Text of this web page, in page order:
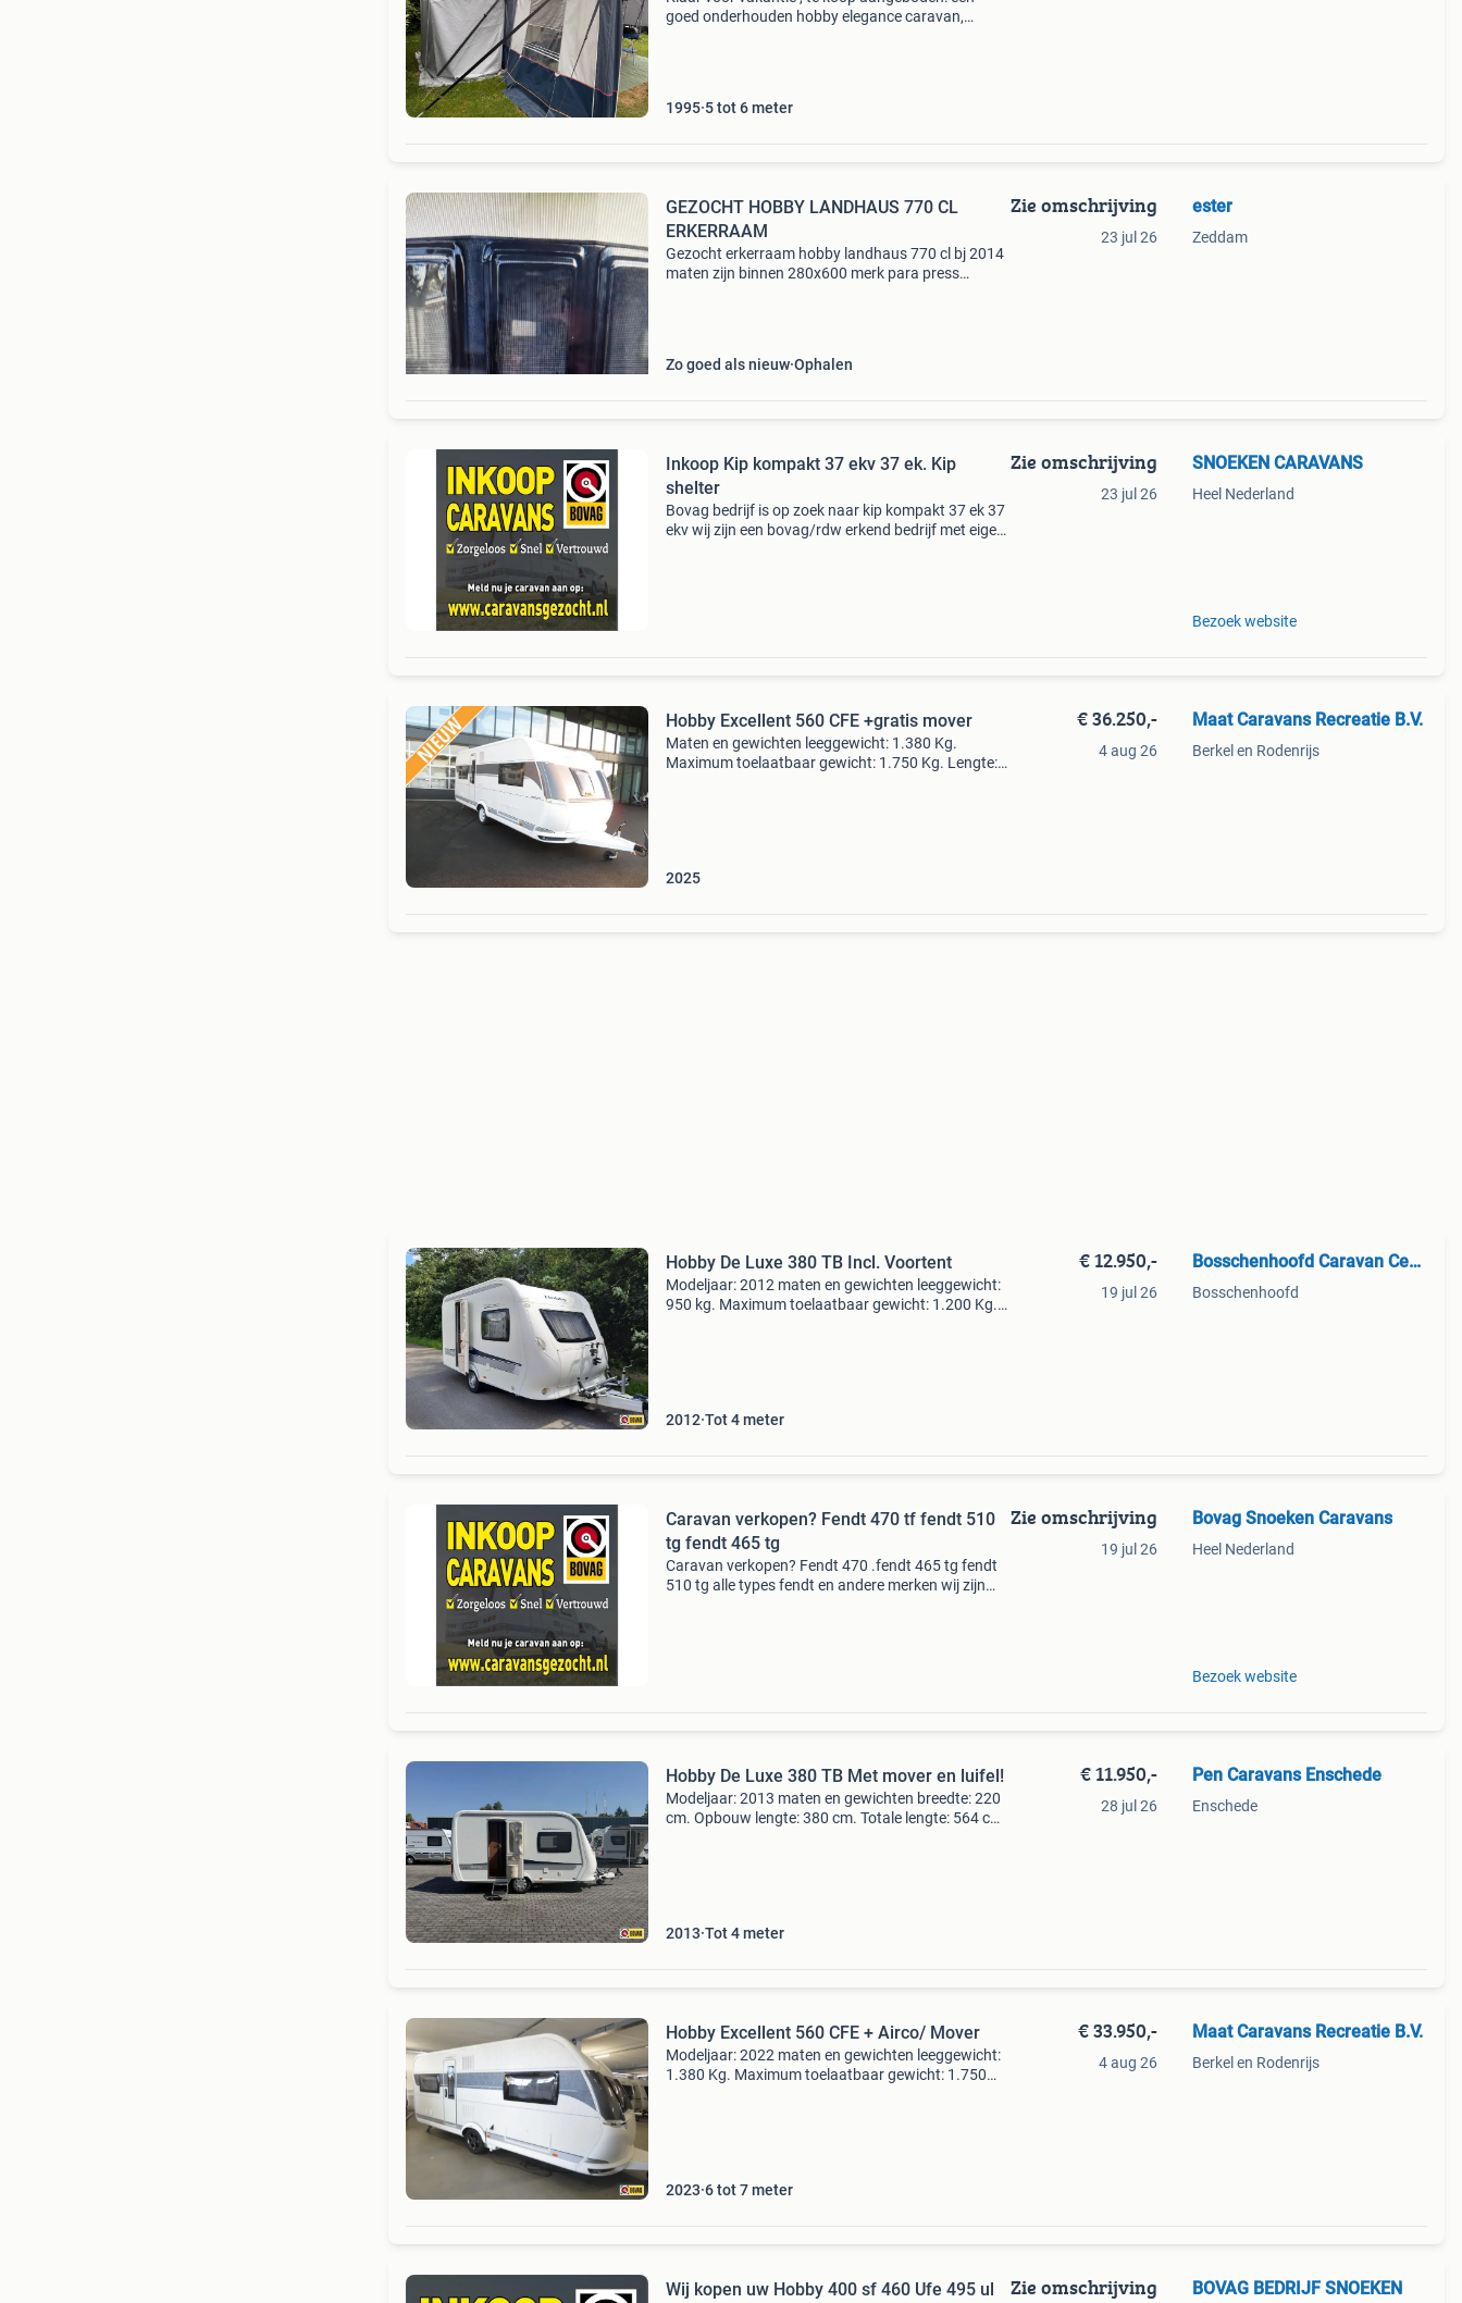
goed onderhouden hobby elegance caravan,
1995 5 tot 6 meter
GEZOCHT HOBBY LANDHAUS 770 CL
ERKERRAAM
Gezocht erkerraam hobby landhaus 770 cl bj 2014
maten zijn binnen 280x600 merk para press
Zo goed als nieuw Ophalen
Zie omschrijving
23 jul 26
ester
Zeddam
Inkoop Kip kompakt 37 ekv 37 ek. Kip
shelter
Bovag bedrijf is op zoek naar kip kompakt 37 ek 37
ekv wij zijn een bovag/rdw erkend bedrijf met eigen
Zie omschrijving
23 jul 26
SNOEKEN CARAVANS
Heel Nederland
Bezoek website
Hobby Excellent 560 CFE +gratis mover
Maten en gewichten leeggewicht: 1.380 Kg.
Maximum toelaatbaar gewicht: 1.750 Kg. Lengte:
2025
€ 36.250,-
4 aug 26
Maat Caravans Recreatie B.V.
Berkel en Rodenrijs
Hobby De Luxe 380 TB Incl. Voortent
Modeljaar: 2012 maten en gewichten leeggewicht:
950 kg. Maximum toelaatbaar gewicht: 1.200 Kg.
2012 Tot 4 meter
€ 12.950,-
19 jul 26
Bosschenhoofd Caravan Centrum
Bosschenhoofd
Caravan verkopen? Fendt 470 tf fendt 510
tg fendt 465 tg
Caravan verkopen? Fendt 470 .fendt 465 tg fendt
510 tg alle types fendt en andere merken wij zijn
Zie omschrijving
19 jul 26
Bovag Snoeken Caravans
Heel Nederland
Bezoek website
Hobby De Luxe 380 TB Met mover en luifel!
Modeljaar: 2013 maten en gewichten breedte: 220
cm. Opbouw lengte: 380 cm. Totale lengte: 564 cm.
2013 Tot 4 meter
€ 11.950,-
28 jul 26
Pen Caravans Enschede
Enschede
Hobby Excellent 560 CFE + Airco/ Mover
Modeljaar: 2022 maten en gewichten leeggewicht:
1.380 Kg. Maximum toelaatbaar gewicht: 1.750
2023 6 tot 7 meter
€ 33.950,-
4 aug 26
Maat Caravans Recreatie B.V.
Berkel en Rodenrijs
Wij kopen uw Hobby 400 sf 460 Ufe 495 ul Zie omschrijving BOVAG BEDRIJF SNOEKEN